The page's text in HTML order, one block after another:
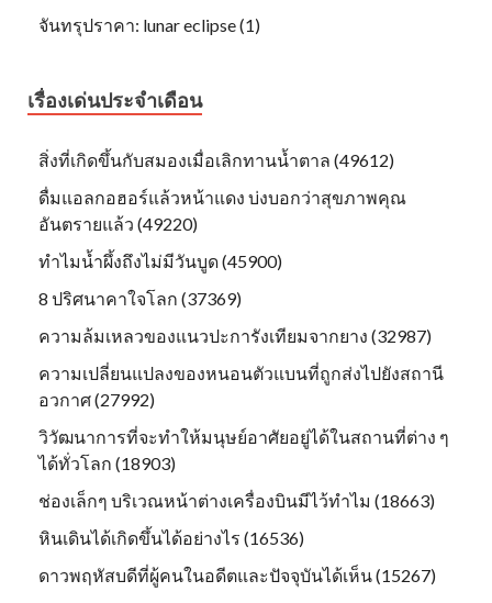
จันทรุปราคา: lunar eclipse (1)
เรื่องเด่นประจำเดือน
สิ่งที่เกิดขึ้นกับสมองเมื่อเลิกทานน้ำตาล (49612)
ดื่มแอลกอฮอร์แล้วหน้าแดง บ่งบอกว่าสุขภาพคุณ
อันตรายแล้ว (49220)
ทำไมน้ำผึ้งถึงไม่มีวันบูด (45900)
8 ปริศนาคาใจโลก (37369)
ความล้มเหลวของแนวปะการังเทียมจากยาง (32987)
ความเปลี่ยนแปลงของหนอนตัวแบนที่ถูกส่งไปยังสถานี
อวกาศ (27992)
วิวัฒนาการที่จะทำให้มนุษย์อาศัยอยู่ได้ในสถานที่ต่าง ๆ
ได้ทั่วโลก (18903)
ช่องเล็กๆ บริเวณหน้าต่างเครื่องบินมีไว้ทำไม (18663)
หินเดินได้เกิดขึ้นได้อย่างไร (16536)
ดาวพฤหัสบดีที่ผู้คนในอดีตและปัจจุบันได้เห็น (15267)